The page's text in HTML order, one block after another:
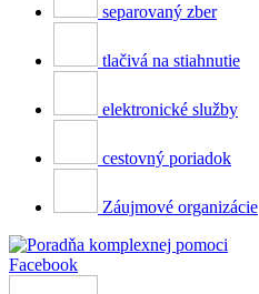
separovaný zber
tlačivá na stiahnutie
elektronické služby
cestovný poriadok
Záujmové organizácie
Facebook